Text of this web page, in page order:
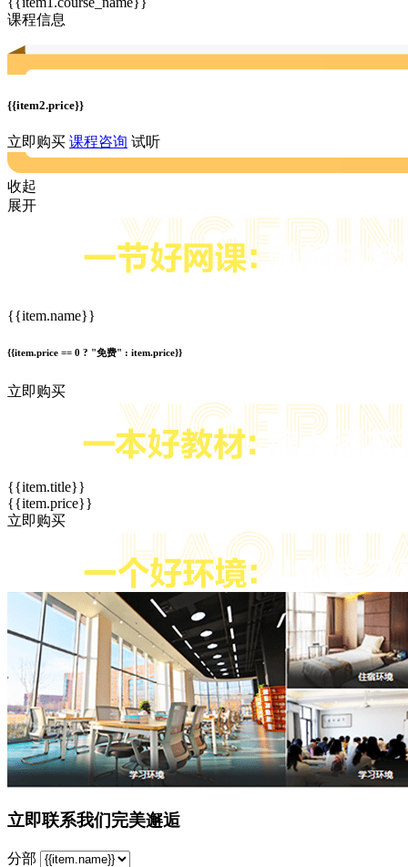
课程信息
{{item2.price}}
立即购买 课程咨询 试听
收起
展开
{{item.name}}
{{item.price == 0 ? "免费" : item.price}}
立即购买
{{item.title}}
{{item.price}}
立即购买
立即联系我们完美邂逅
分部